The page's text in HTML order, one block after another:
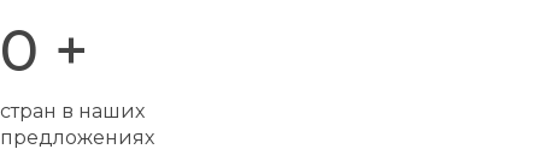
0 +
стран в наших
предложениях